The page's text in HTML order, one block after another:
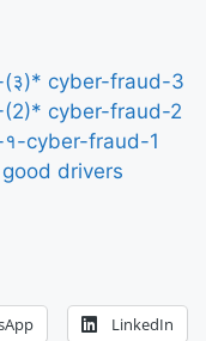
(३)* cyber-fraud-3
(2)* cyber-fraud-2
१-cyber-fraud-1
drivers
LinkedIn